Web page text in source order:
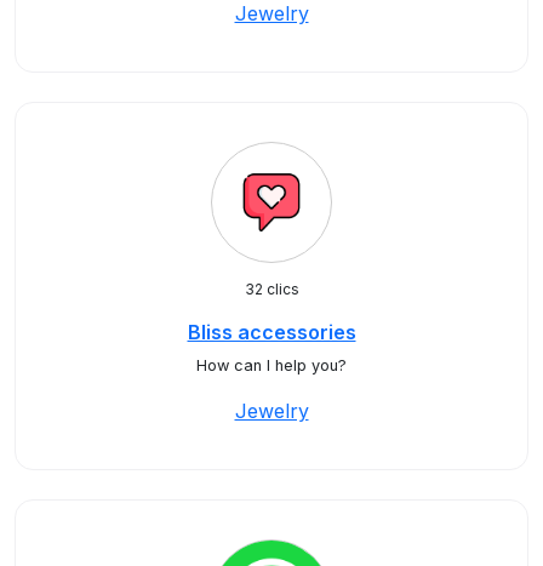
Jewelry
32 clics
Bliss accessories
How can I help you?
Jewelry